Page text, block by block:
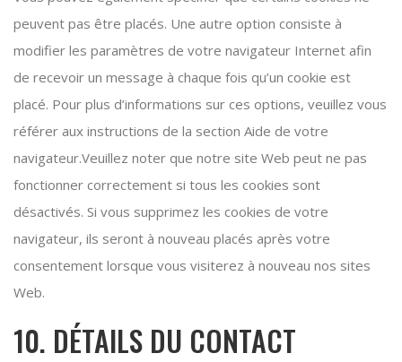
peuvent pas être placés. Une autre option consiste à
modifier les paramètres de votre navigateur Internet afin
de recevoir un message à chaque fois qu’un cookie est
placé. Pour plus d’informations sur ces options, veuillez vous
référer aux instructions de la section Aide de votre
navigateur.Veuillez noter que notre site Web peut ne pas
fonctionner correctement si tous les cookies sont
désactivés. Si vous supprimez les cookies de votre
navigateur, ils seront à nouveau placés après votre
consentement lorsque vous visiterez à nouveau nos sites
Web.
10. DÉTAILS DU CONTACT